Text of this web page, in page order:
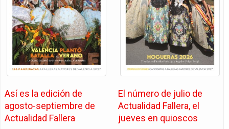
Así es la edición de
agosto-septiembre de
Actualidad Fallera
El número de julio de
Actualidad Fallera, el
jueves en quioscos